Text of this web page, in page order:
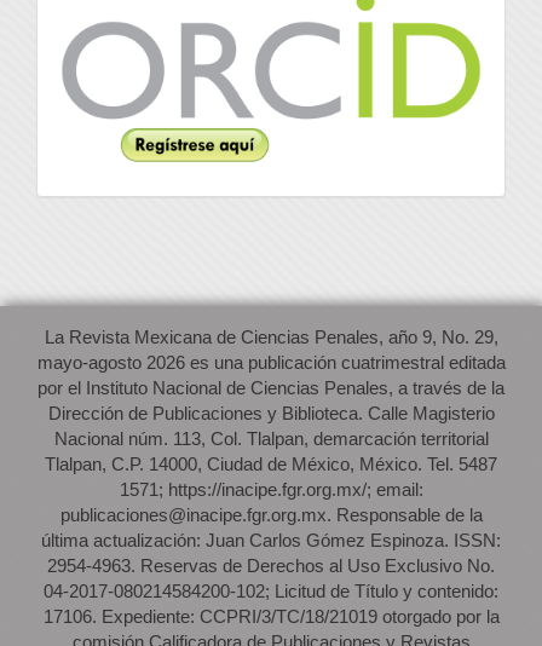
La Revista Mexicana de Ciencias Penales, año 9, No. 29,
mayo-agosto 2026 es una publicación cuatrimestral editada
por el Instituto Nacional de Ciencias Penales, a través de la
Dirección de Publicaciones y Biblioteca. Calle Magisterio
Nacional núm. 113, Col. Tlalpan, demarcación territorial
Tlalpan, C.P. 14000, Ciudad de México, México. Tel. 5487
1571; https://inacipe.fgr.org.mx/; email:
publicaciones@inacipe.fgr.org.mx. Responsable de la
última actualización: Juan Carlos Gómez Espinoza. ISSN:
2954-4963. Reservas de Derechos al Uso Exclusivo No.
04-2017-080214584200-102; Licitud de Título y contenido:
17106. Expediente: CCPRI/3/TC/18/21019 otorgado por la
comisión Calificadora de Publicaciones y Revistas